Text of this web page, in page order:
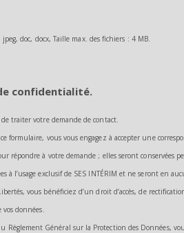
doc, docx, Taille max. des fichiers : 4 MB.
confidentialité.
traiter votre demande de contact.
formulaire, vous vous engagez à accepter une
répondre à votre demande ; elles seront conservées
à l’usage exclusif de SES INTÉRIM et ne seront en
vous bénéficiez d’un droit d’accès, de
données.
Règlement Général sur la Protection des Données,